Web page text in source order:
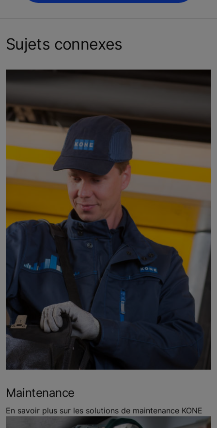
Sujets connexes
Maintenance
En savoir plus sur les solutions de maintenance KONE